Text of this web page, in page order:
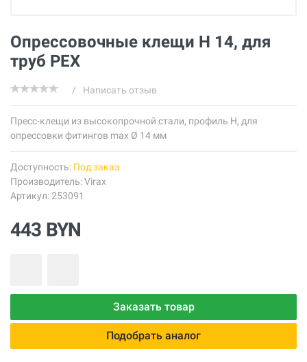
Опрессовочные клещи Н 14, для
труб PEX
/ Написать отзыв
Пресс-клещи из высокопрочной стали, профиль Н, для
опрессовки фитингов max Ø 14 мм
Доступность: Под заказ
Производитель:Virax
Артикул: 253091
443 BYN
Заказать товар
Подобрать аналог